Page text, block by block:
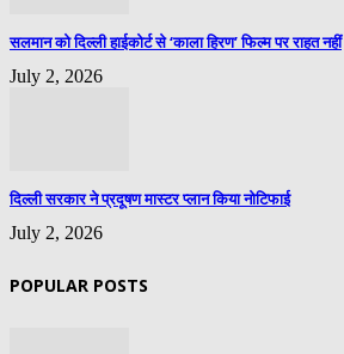
सलमान को दिल्ली हाईकोर्ट से ‘काला हिरण’ फिल्म पर राहत नहीं
July 2, 2026
दिल्ली सरकार ने प्रदूषण मास्टर प्लान किया नोटिफाई
July 2, 2026
POPULAR POSTS